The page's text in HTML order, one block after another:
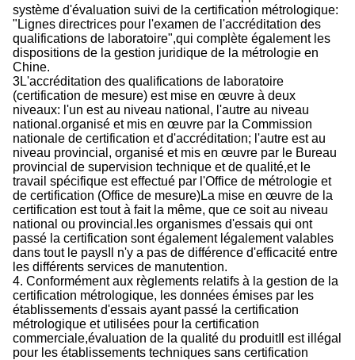
système d'évaluation suivi de la certification métrologique:
"Lignes directrices pour l'examen de l'accréditation des
qualifications de laboratoire",qui complète également les
dispositions de la gestion juridique de la métrologie en
Chine.
3L'accréditation des qualifications de laboratoire
(certification de mesure) est mise en œuvre à deux
niveaux: l'un est au niveau national, l'autre au niveau
national.organisé et mis en œuvre par la Commission
nationale de certification et d'accréditation; l'autre est au
niveau provincial, organisé et mis en œuvre par le Bureau
provincial de supervision technique et de qualité,et le
travail spécifique est effectué par l'Office de métrologie et
de certification (Office de mesure)La mise en œuvre de la
certification est tout à fait la même, que ce soit au niveau
national ou provincial.les organismes d'essais qui ont
passé la certification sont également légalement valables
dans tout le paysIl n'y a pas de différence d'efficacité entre
les différents services de manutention.
4. Conformément aux règlements relatifs à la gestion de la
certification métrologique, les données émises par les
établissements d'essais ayant passé la certification
métrologique et utilisées pour la certification
commerciale,évaluation de la qualité du produitIl est illégal
pour les établissements techniques sans certification